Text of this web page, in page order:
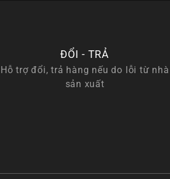
ĐỔI - TRẢ
Hỗ trợ đổi, trả hàng nếu do lỗi từ nhà
sản xuất